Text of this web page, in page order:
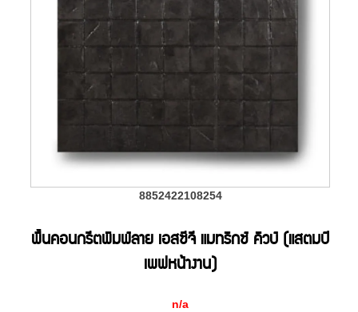
8852422108254
พื้นคอนกรีตพิมพ์ลาย เอสซีจี แมทริกซ์ คิวบ์ (แสตมป์
เพฟหน้างาน)
n/a